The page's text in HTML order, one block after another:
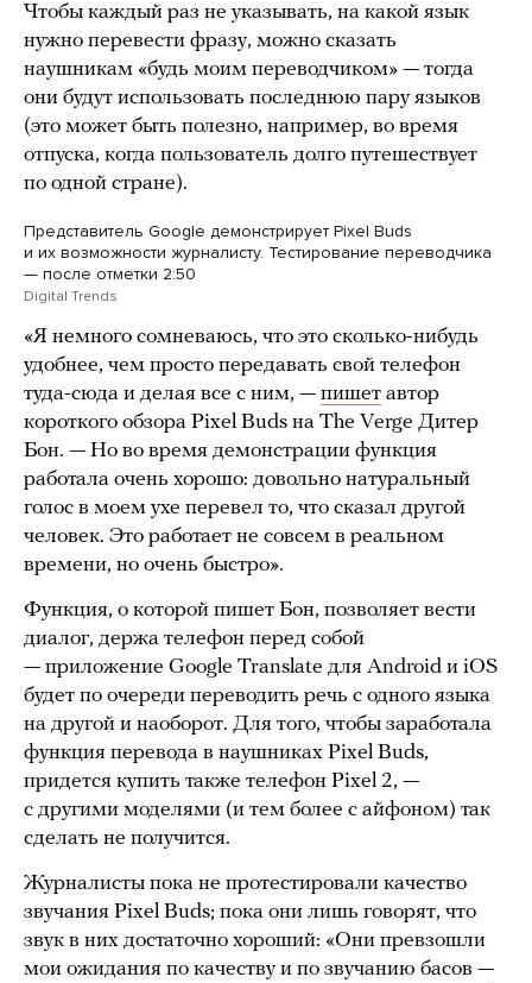
Чтобы каждый раз не указывать, на какой язык
нужно перевести фразу, можно сказать
наушникам «будь моим переводчиком» — тогда
они будут использовать последнюю пару языков
(это может быть полезно, например, во время
отпуска, когда пользователь долго путешествует
по одной стране).
Представитель Google демонстрирует Pixel Buds
и их возможности журналисту. Тестирование переводчика
— после отметки 2:50
Digital Trends
«Я немного сомневаюсь, что это сколько-нибудь
удобнее, чем просто передавать свой телефон
туда-сюда и делая все с ним, — пишет автор
короткого обзора Pixel Buds на The Verge Дитер
Бон. — Но во время демонстрации функция
работала очень хорошо: довольно натуральный
голос в моем ухе перевел то, что сказал другой
человек. Это работает не совсем в реальном
времени, но очень быстро».
Функция, о которой пишет Бон, позволяет вести
диалог, держа телефон перед собой
— приложение Google Translate для Android и iOS
будет по очереди переводить речь с одного языка
на другой и наоборот. Для того, чтобы заработала
функция перевода в наушниках Pixel Buds,
придется купить также телефон Pixel 2, —
с другими моделями (и тем более с айфоном) так
сделать не получится.
Журналисты пока не протестировали качество
звучания Pixel Buds; пока они лишь говорят, что
звук в них достаточно хороший: «Они превзошли
мои ожидания по качеству и по звучанию басов —